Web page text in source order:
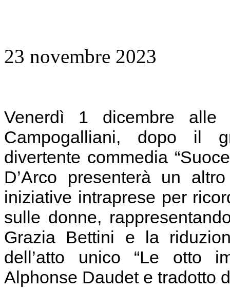
23 novembre 2023
Venerdì 1 dicembre alle
Campogalliani, dopo il
divertente commedia
D’Arco presenterà un
iniziative intraprese per
sulle donne,
Grazia Bettini e la
dell’atto unico “Le otto
Alphonse Daudet e tradotto